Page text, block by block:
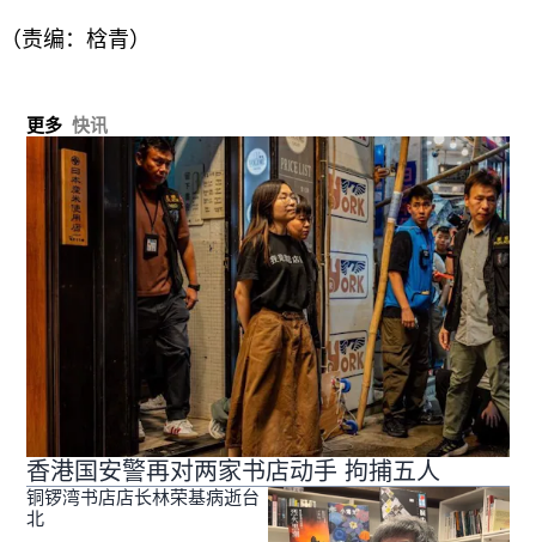
（责编：梒青）
更多 快讯
香港国安警再对两家书店动手 拘捕五人
铜锣湾书店店长林荣基病逝台
北